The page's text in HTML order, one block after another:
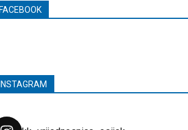
FACEBOOK
INSTAGRAM